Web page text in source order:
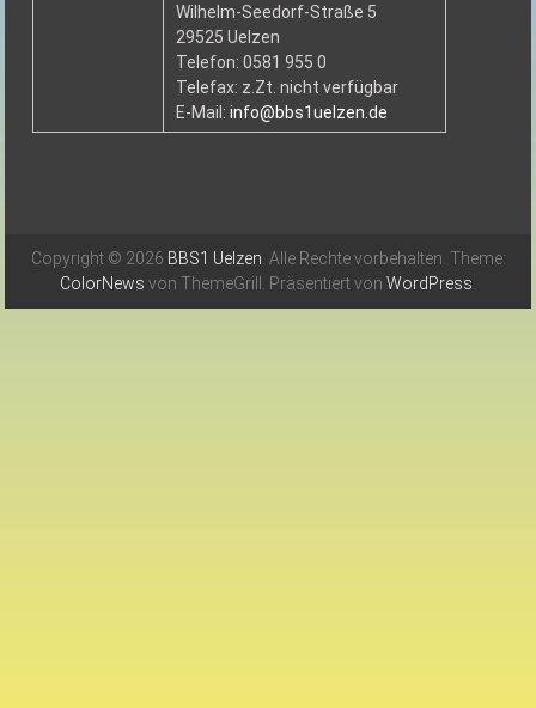
Wilhelm-Seedorf-Straße 5
29525 Uelzen
Telefon: 0581 955 0
Telefax: z.Zt. nicht verfügbar
E-Mail:info@bbs1uelzen.de
Copyright © 2026 BBS1 Uelzen . Alle Rechte vorbehalten. Theme:
ColorNews von ThemeGrill. Präsentiert von WordPress